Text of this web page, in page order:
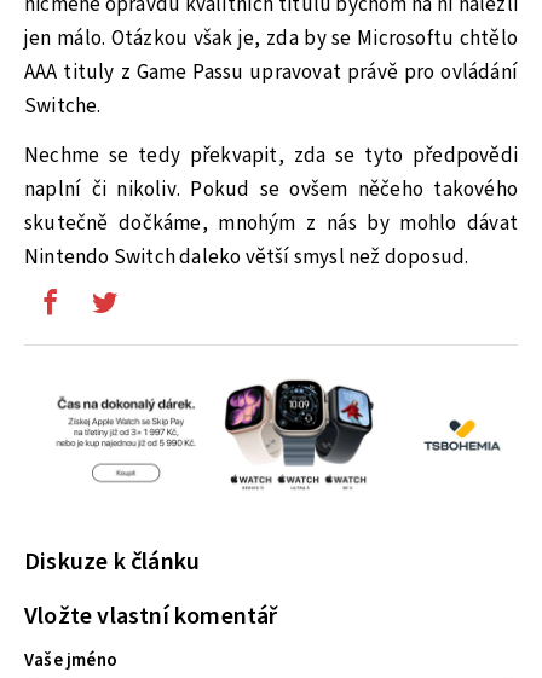
jen málo. Otázkou však je, zda by se Microsoftu chtělo
AAA tituly z Game Passu upravovat právě pro ovládání
Switche.
Nechme se tedy překvapit, zda se tyto předpovědi
naplní či nikoliv. Pokud se ovšem něčeho takového
skutečně dočkáme, mnohým z nás by mohlo dávat
Nintendo Switch daleko větší smysl než doposud.
Diskuze k článku
Vložte vlastní komentář
Vaše jméno